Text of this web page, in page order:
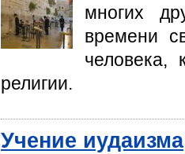
многих
времени
человека,
рели­гии.
Учение иудаизма